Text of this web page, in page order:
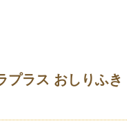
プラス おしりふき